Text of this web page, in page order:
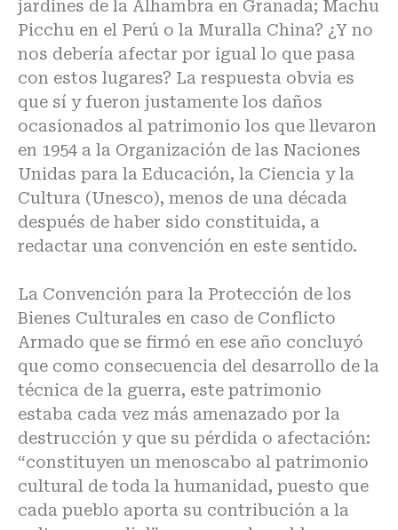
jardines de la Alhambra en Granada; Machu
Picchu en el Perú o la Muralla China? ¿Y no
nos debería afectar por igual lo que pasa
con estos lugares? La respuesta obvia es
que sí y fueron justamente los daños
ocasionados al patrimonio los que llevaron
en 1954 a la Organización de las Naciones
Unidas para la Educación, la Ciencia y la
Cultura (Unesco), menos de una década
después de haber sido constituida, a
redactar una convención en este sentido.
La Convención para la Protección de los
Bienes Culturales en caso de Conflicto
Armado que se firmó en ese año concluyó
que como consecuencia del desarrollo de la
técnica de la guerra, este patrimonio
estaba cada vez más amenazado por la
destrucción y que su pérdida o afectación:
“constituyen un menoscabo al patrimonio
cultural de toda la humanidad, puesto que
cada pueblo aporta su contribución a la